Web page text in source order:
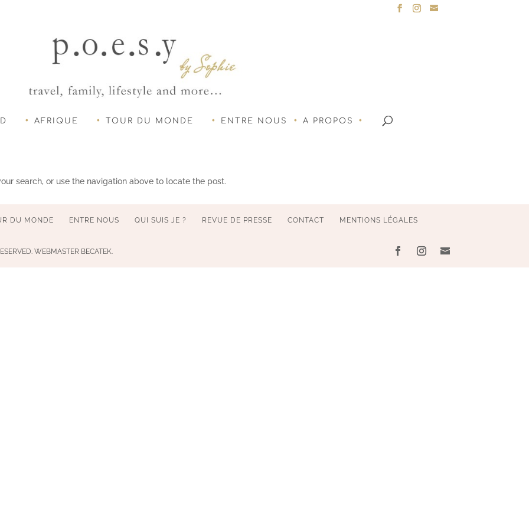
AFRIQUE TOUR DU MONDE ENTRE NOUS A PROPOS
search, or use the navigation above to locate the post.
DU MONDE ENTRE NOUS QUI SUIS JE ? REVUE DE PRESSE CONTACT MENTIONS LÉGALES
WEBMASTER BECATEK.